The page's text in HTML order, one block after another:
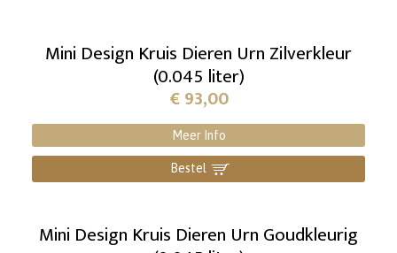
Mini Design Kruis Dieren Urn Zilverkleur
(0.045 liter)
€93,00
Meer Info
Bestel ]
Mini Design Kruis Dieren Urn Goudkleurig